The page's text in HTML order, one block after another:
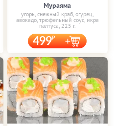
Мураяма
угорь, снежный краб, огурец,
авокадо, трюфельный соус, икра
палтуса, 225 г.
499